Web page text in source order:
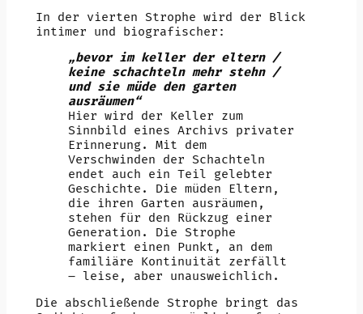
In der vierten Strophe wird der Blick
intimer und biografischer:
„bevor im keller der eltern /
keine schachteln mehr stehn /
und sie müde den garten
ausräumen“
Hier wird der Keller zum
Sinnbild eines Archivs privater
Erinnerung. Mit dem
Verschwinden der Schachteln
endet auch ein Teil gelebter
Geschichte. Die müden Eltern,
die ihren Garten ausräumen,
stehen für den Rückzug einer
Generation. Die Strophe
markiert einen Punkt, an dem
familiäre Kontinuität zerfällt
– leise, aber unausweichlich.
Die abschließende Strophe bringt das